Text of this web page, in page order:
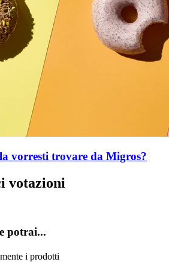
vorresti trovare da Migros?
votazioni
potrai...
i prodotti